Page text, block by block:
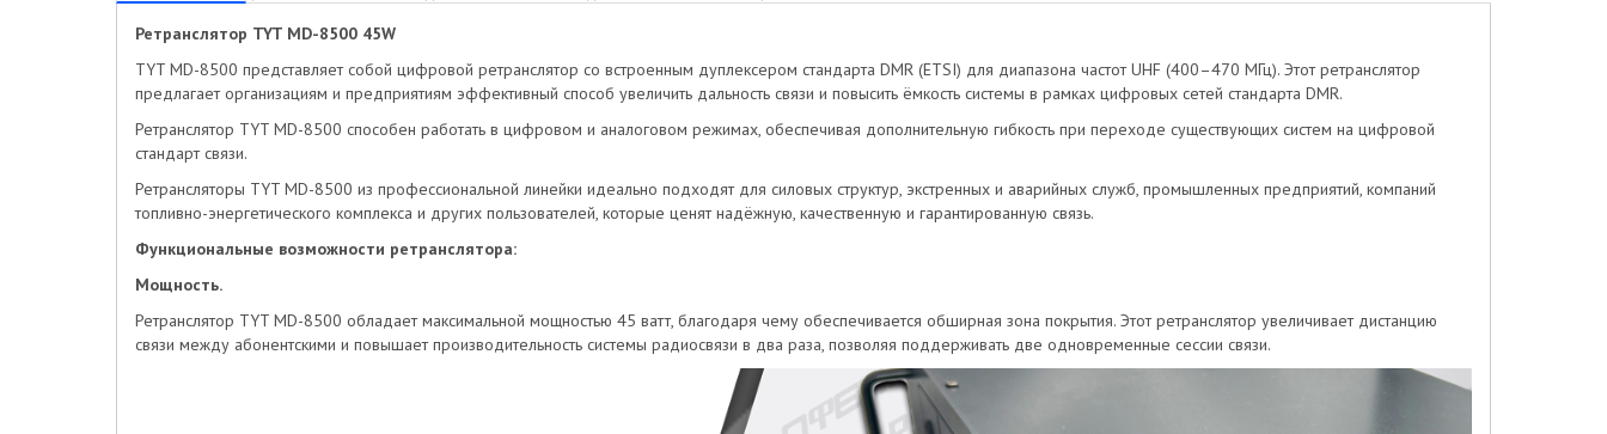
Ретранслятор TYT MD-8500 45W
TYT MD-8500 представляет собой цифровой ретранслятор со встроенным дуплексером стандарта DMR (ETSI) для диапазона частот UHF (400–470 МГц). Этот ретранслятор
предлагает организациям и предприятиям эффективный способ увеличить дальность связи и повысить ёмкость системы в рамках цифровых сетей стандарта DMR.
Ретранслятор TYT MD-8500 способен работать в цифровом и аналоговом режимах, обеспечивая дополнительную гибкость при переходе существующих систем на цифровой
стандарт связи.
Ретрансляторы TYT MD-8500 из профессиональной линейки идеально подходят для силовых структур, экстренных и аварийных служб, промышленных предприятий, компаний
топливно-энергетического комплекса и других пользователей, которые ценят надёжную, качественную и гарантированную связь.
Функциональные возможности ретранслятора:
Мощность.
Ретранслятор TYT MD-8500 обладает максимальной мощностью 45 ватт, благодаря чему обеспечивается обширная зона покрытия. Этот ретранслятор увеличивает дистанцию
связи между абонентскими и повышает производительность системы радиосвязи в два раза, позволяя поддерживать две одновременные сессии связи.